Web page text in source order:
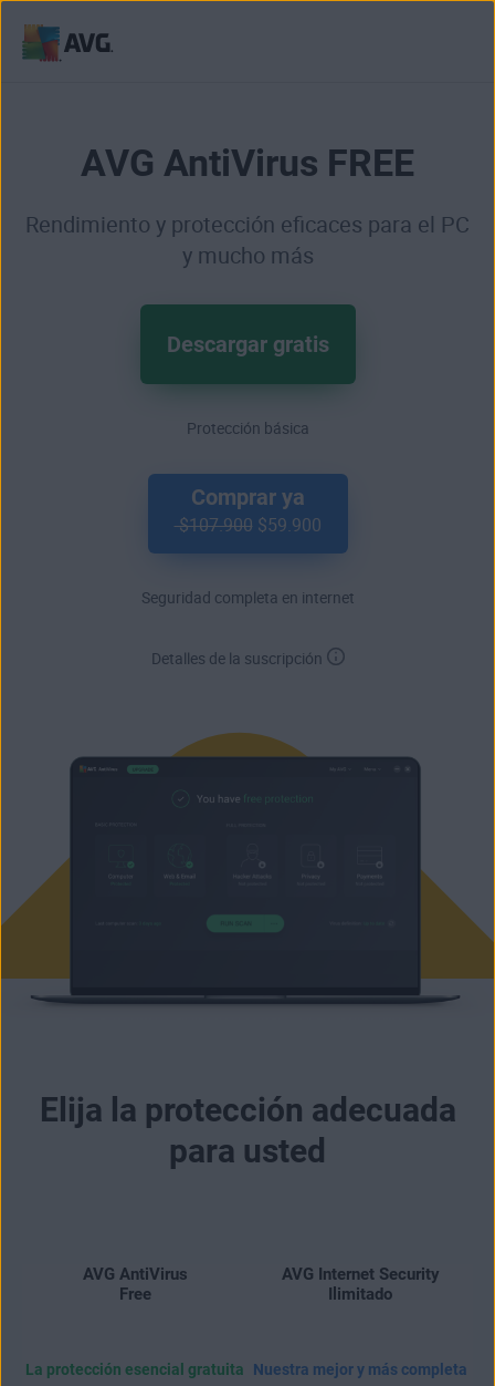
AVG AntiVirus FREE
Rendimiento y protección eficaces para el PC
y mucho más
Descargar gratis
Protección básica
Comprar ya
$107.900 $59.900
Seguridad completa en internet
Detalles de la suscripción
Elija la protección adecuada
para usted
AVG AntiVirus
Free
La protección esencial gratuita
AVG Internet Security
Ilimitado
Nuestra mejor y más completa